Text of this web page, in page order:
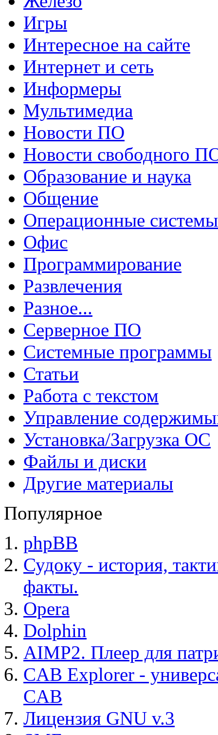
Игры
Интересное на сайте
Интернет и сеть
Информеры
Мультимедиа
Новости ПО
Новости свободного
Образование и наука
Общение
Операционные системы
Офис
Программирование
Развлечения
Разное...
Серверное ПО
Системные программы
Статьи
Работа с текстом
Управление
Установка/Загрузка ОС
Файлы и диски
Другие материалы
Популярное
phpBB
Судоку - история,
факты.
Opera
Dolphin
AIMP2. Плеер для
CAB Explorer -
CAB
Лицензия GNU v.3